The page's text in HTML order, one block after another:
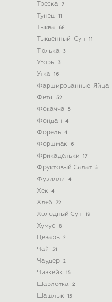
Треска 7
Тунец 11
Тыква 68
Тыквенный-Суп 11
Тюлька 3
Угорь 3
Утка 16
Фаршированные-Яйца
Фета 52
Фокачча 5
Фондан 4
Форель 4
Форшмак 6
Фрикадельки 17
Фруктовый Салат 5
Фузилли 4
Хек 4
Хлеб 72
Холодный Суп 19
Хумус 8
Цезарь 2
Чай 51
Чаудер 2
Чизкейк 15
Шарлотка 2
Шашлык 15